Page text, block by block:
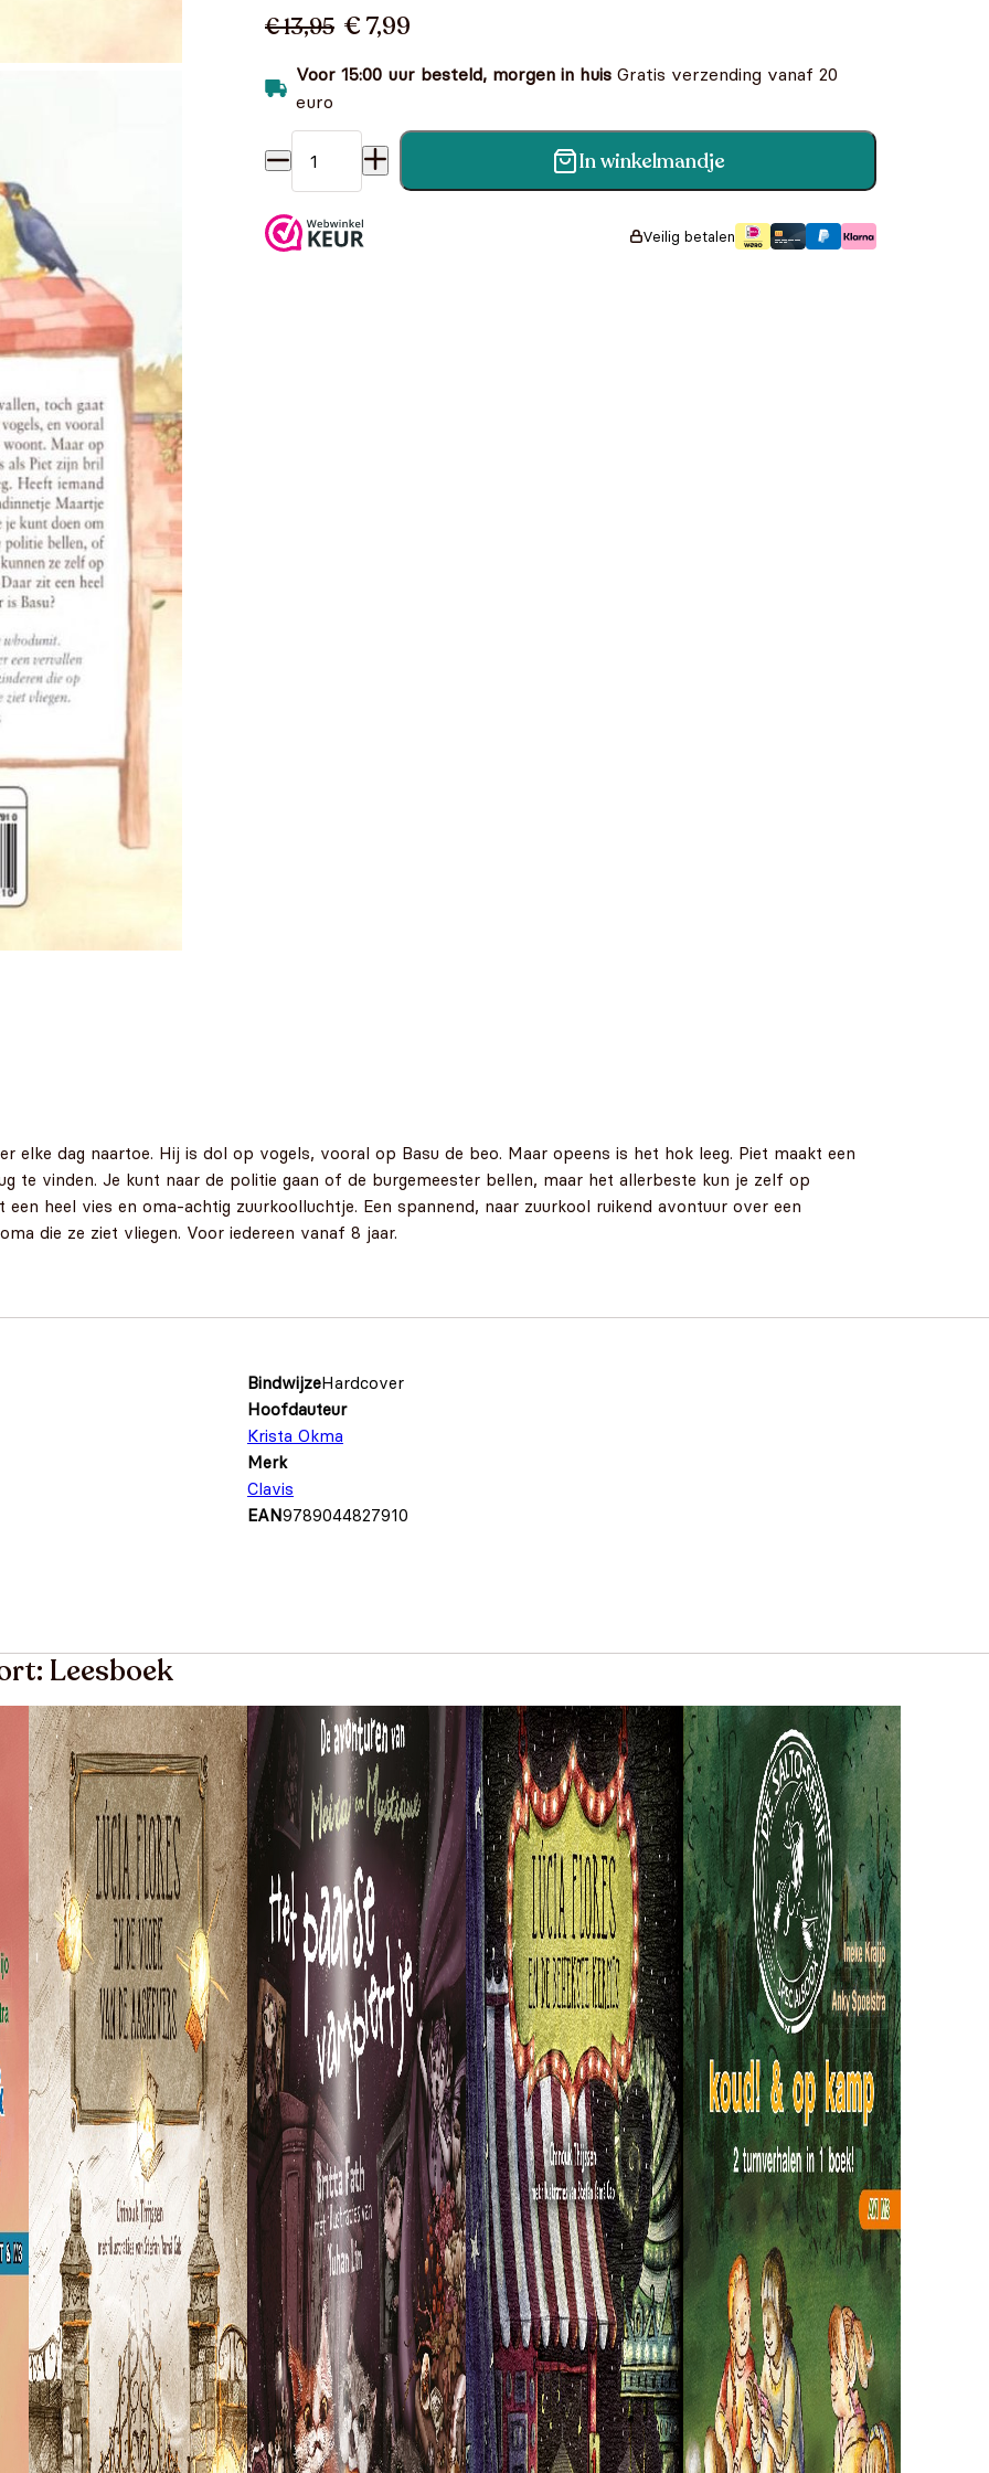
€ 13,95 € 7,99
Voor 15:00 uur besteld, morgen in huis Gratis verzending vanaf 20
euro
Opa en oma zuurkool aantal In winkelmandje
Veilig betalen
elke dag naartoe. Hij is dol op vogels, vooral op Basu de beo. Maar opeens is het hok leeg. Piet maakt een
te vinden. Je kunt naar de politie gaan of de burgemeester bellen, maar het allerbeste kun je zelf op
heel vies en oma-achtig zuurkoolluchtje. Een spannend, naar zuurkool ruikend avontuur over een
die ze ziet vliegen. Voor iedereen vanaf 8 jaar.
BindwijzeHardcover
Hoofdauteur
Krista Okma
Merk
Clavis
EAN9789044827910
Leesboek